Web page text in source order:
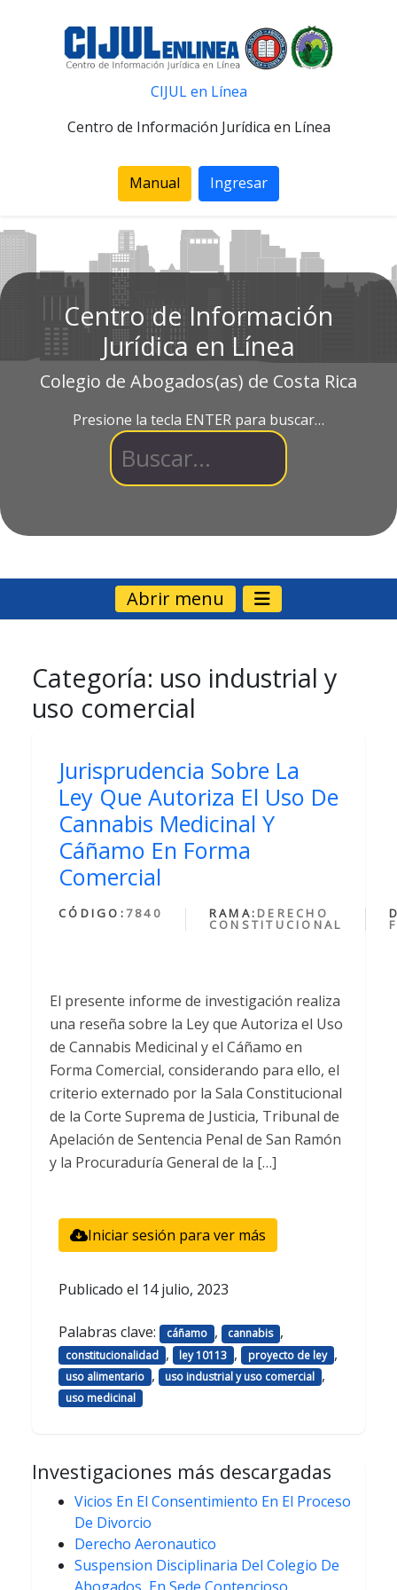
CIJUL en Línea
Centro de Información Jurídica en Línea
Manual Ingresar
Centro de Información
Jurídica en Línea
Colegio de Abogados(as) de Costa Rica
Presione la tecla ENTER para buscar…
Abrir menu
Categoría: uso industrial y
uso comercial
Jurisprudencia Sobre La
Ley Que Autoriza El Uso De
Cannabis Medicinal Y
Cáñamo En Forma
Comercial
CÓDIGO: 7840 RAMA: DERECHO
CONSTITUCIONAL
El presente informe de investigación realiza
una reseña sobre la Ley que Autoriza el Uso
de Cannabis Medicinal y el Cáñamo en
Forma Comercial, considerando para ello, el
criterio externado por la Sala Constitucional
de la Corte Suprema de Justicia, Tribunal de
Apelación de Sentencia Penal de San Ramón
y la Procuraduría General de la […]
Iniciar sesión para ver más
Publicado el 14 julio, 2023
Palabras clave: cáñamo , cannabis ,
constitucionalidad , ley 10113 , proyecto de ley ,
uso alimentario , uso industrial y uso comercial ,
uso medicinal
Investigaciones más descargadas
Vicios En El Consentimiento En El Proceso
De Divorcio
Derecho Aeronautico
Suspension Disciplinaria Del Colegio De